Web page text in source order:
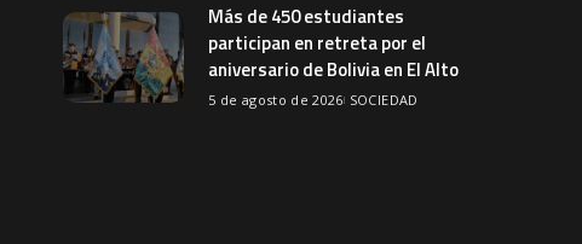
Más de 450 estudiantes
participan en retreta por el
aniversario de Bolivia en El Alto
5 de agosto de 2026 SOCIEDAD